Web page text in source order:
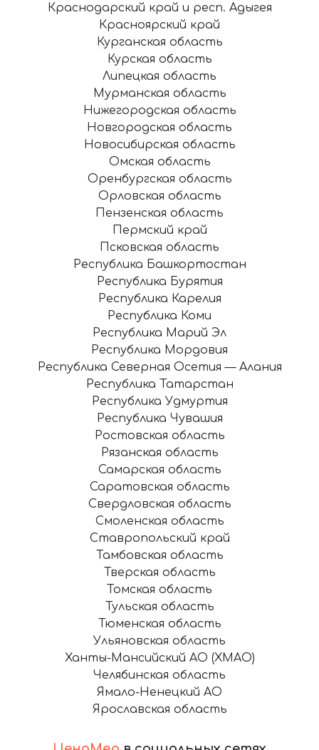
Краснодарский край и респ. Адыгея
Красноярский край
Курганская область
Курская область
Липецкая область
Мурманская область
Нижегородская область
Новгородская область
Новосибирская область
Омская область
Оренбургская область
Орловская область
Пензенская область
Пермский край
Псковская область
Республика Башкортостан
Республика Бурятия
Республика Карелия
Республика Коми
Республика Марий Эл
Республика Мордовия
Республика Северная Осетия — Алания
Республика Татарстан
Республика Удмуртия
Республика Чувашия
Ростовская область
Рязанская область
Самарская область
Саратовская область
Свердловская область
Смоленская область
Ставропольский край
Тамбовская область
Тверская область
Томская область
Тульская область
Тюменская область
Ульяновская область
Ханты-Мансийский АО (ХМАО)
Челябинская область
Ямало-Ненецкий АО
Ярославская область